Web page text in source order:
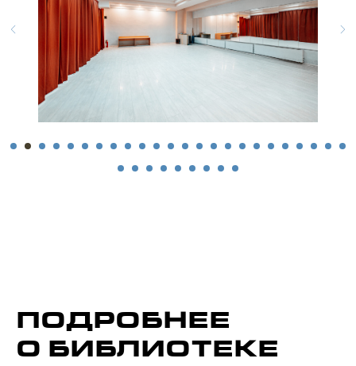
ПОДРОБНЕЕ
О БИБЛИОТЕКЕ